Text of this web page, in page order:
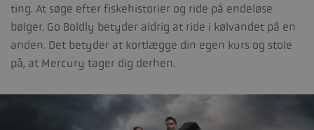
ting. At søge efter fiskehistorier og ride på endeløse
bølger. Go Boldly betyder aldrig at ride i kølvandet på en
anden. Det betyder at kortlægge din egen kurs og stole
på, at Mercury tager dig derhen.